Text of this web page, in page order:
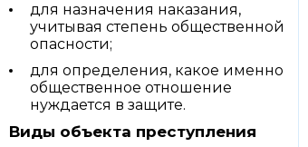
для назначения наказания,
учитывая степень общественной
опасности;
для определения, какое именно
общественное отношение
нуждается в защите.
Виды объекта преступления